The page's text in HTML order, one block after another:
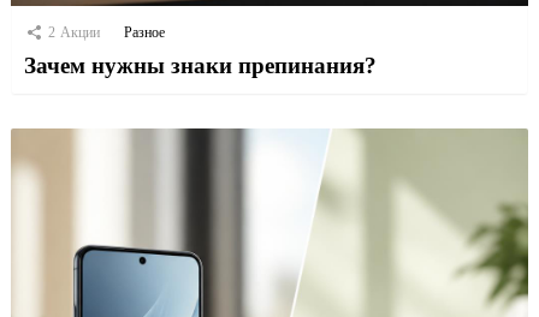
2 Акции Разное
Зачем нужны знаки препинания?